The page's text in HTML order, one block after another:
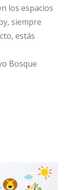
los espacios
siempre
estás
Bosque